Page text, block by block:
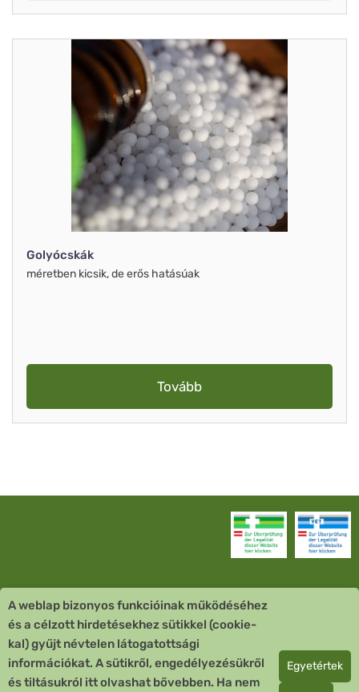
Golyócskák
méretben kicsik, de erős hatásúak
Tovább
Vevőszolgálat
Quick Links
A weblap bizonyos funkcióinak működéséhez
és a célzott hirdetésekhez sütikkel (cookie-
kal) gyűjt névtelen látogatottsági
információkat. A sütikről, engedélyezésükről
és tiltásukról itt olvashat bővebben. Ha nem
Egyetértek